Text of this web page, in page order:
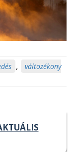
,
változékony